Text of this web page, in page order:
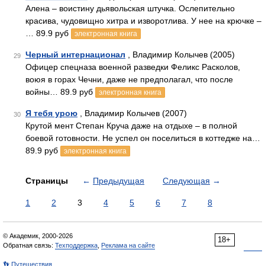
Алена – воистину дьявольская штучка. Ослепительно
красива, чудовищно хитра и изворотлива. У нее на крючке –
… 89.9 руб
электронная книга
29 Черный интернационал , Владимир Колычев (2005)
Офицер спецназа военной разведки Феликс Расколов,
воюя в горах Чечни, даже не предполагал, что после
войны… 89.9 руб
электронная книга
30 Я тебя урою , Владимир Колычев (2007)
Крутой мент Степан Круча даже на отдыхе – в полной
боевой готовности. Не успел он поселиться в коттедже на…
89.9 руб
электронная книга
Страницы ← Предыдущая Следующая →
1 2 3 4 5 6 7 8
18+
© Академик, 2000-2026
Обратная связь: Техподдержка Реклама на сайте
👣 Путешествия